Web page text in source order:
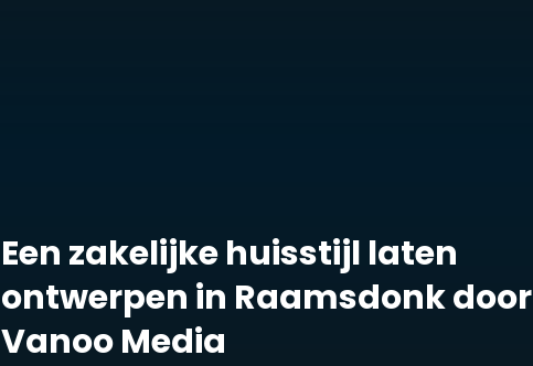
Een zakelijke huisstijl laten
ontwerpen in Raamsdonk door
Vanoo Media